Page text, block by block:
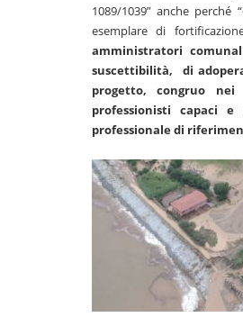
1089/1039” anche perché
esemplare di
amministratori
suscettibilità, di
progetto, congruo
professionisti capaci e
professionale di